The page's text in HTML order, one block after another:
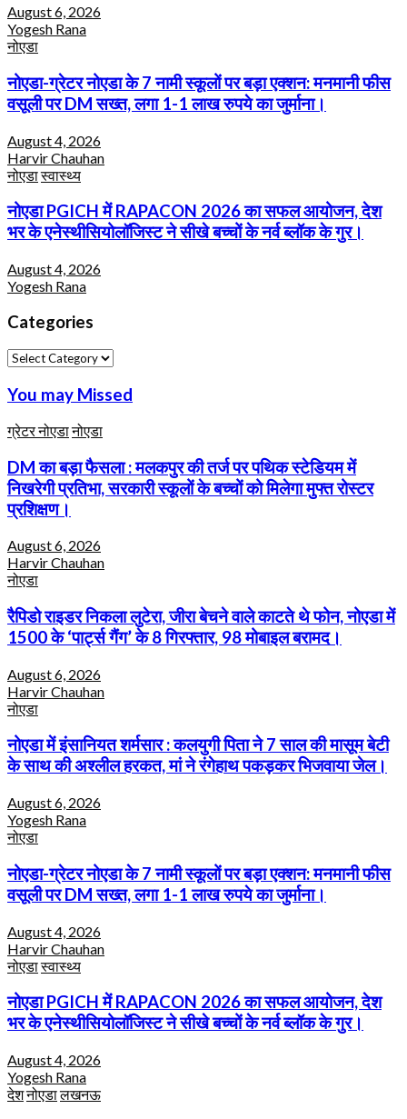
August 6, 2026
Yogesh Rana
नोएडा
नोएडा-ग्रेटर नोएडा के 7 नामी स्कूलों पर बड़ा एक्शन: मनमानी फीस
वसूली पर DM सख्त, लगा 1-1 लाख रुपये का जुर्माना।
August 4, 2026
Harvir Chauhan
नोएडास्वास्थ्य
नोएडा PGICH में RAPACON 2026 का सफल आयोजन, देश
भर के एनेस्थीसियोलॉजिस्ट ने सीखे बच्चों के नर्व ब्लॉक के गुर।
August 4, 2026
Yogesh Rana
Categories
Categories
You may Missed
ग्रेटर नोएडानोएडा
DM का बड़ा फैसला : मलकपुर की तर्ज पर पथिक स्टेडियम में
निखरेगी प्रतिभा, सरकारी स्कूलों के बच्चों को मिलेगा मुफ्त रोस्टर
प्रशिक्षण।
August 6, 2026
Harvir Chauhan
नोएडा
रैपिडो राइडर निकला लुटेरा, जीरा बेचने वाले काटते थे फोन, नोएडा में
1500 के ‘पार्ट्स गैंग’ के 8 गिरफ्तार, 98 मोबाइल बरामद।
August 6, 2026
Harvir Chauhan
नोएडा
नोएडा में इंसानियत शर्मसार : कलयुगी पिता ने 7 साल की मासूम बेटी
के साथ की अश्लील हरकत, मां ने रंगेहाथ पकड़कर भिजवाया जेल।
August 6, 2026
Yogesh Rana
नोएडा
नोएडा-ग्रेटर नोएडा के 7 नामी स्कूलों पर बड़ा एक्शन: मनमानी फीस
वसूली पर DM सख्त, लगा 1-1 लाख रुपये का जुर्माना।
August 4, 2026
Harvir Chauhan
नोएडास्वास्थ्य
नोएडा PGICH में RAPACON 2026 का सफल आयोजन, देश
भर के एनेस्थीसियोलॉजिस्ट ने सीखे बच्चों के नर्व ब्लॉक के गुर।
August 4, 2026
Yogesh Rana
देशनोएडालखनऊ